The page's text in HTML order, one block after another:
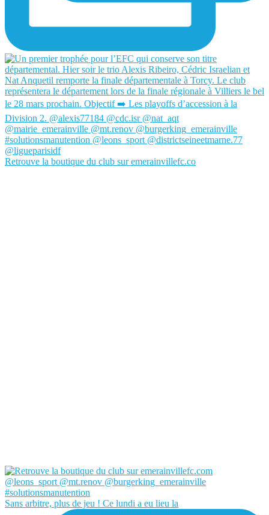
Retrouve la boutique du club sur emerainvillefc.co
Sans arbitre, plus de jeu ! Ce lundi a eu lieu la